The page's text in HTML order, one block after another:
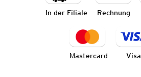
In der Filiale Rechnung
Mastercard Visa